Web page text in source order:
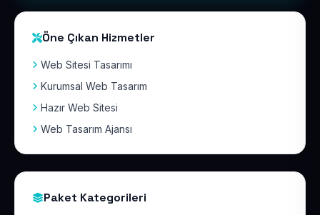
Öne Çıkan Hizmetler
Web Sitesi Tasarımı
Kurumsal Web Tasarım
Hazır Web Sitesi
Web Tasarım Ajansı
Paket Kategorileri